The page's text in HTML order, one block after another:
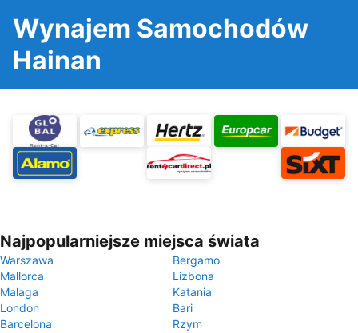
Wynajem Samochodów
Hainan
Najpopularniejsze miejsca świata
Warszawa
Bergamo
Mallorca
Lizbona
Malaga
Katania
London
Bari
Barcelona
Rzym